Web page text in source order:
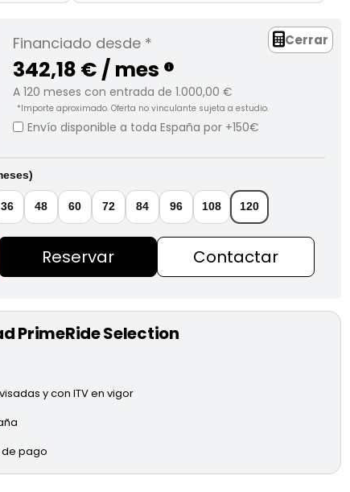
Financiado desde *
342,18 € / mes info
A 120 meses con entrada de 1.000,00 €
*Importe aproximado. Oferta no vinculante sujeta a estudio.
Envío disponible a toda España por +150€
Cerrar
36 48 60 72 84 96 108 120
Reservar Contactar
PrimeRide Selection
y con ITV en vigor
pago